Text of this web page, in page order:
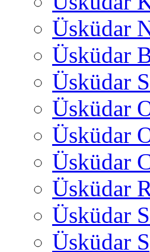
Üsküdar
Üsküdar
Üsküdar
Üsküdar
Üsküdar
Üsküdar
Üsküdar
Üsküdar
Üsküdar